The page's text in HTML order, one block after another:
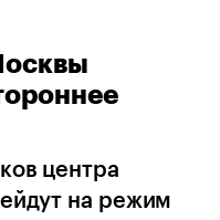
Volga
центра
на режим